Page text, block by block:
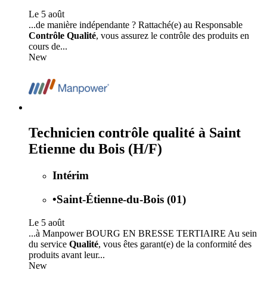
Le 5 août
...de manière indépendante ? Rattaché(e) au Responsable
Contrôle Qualité, vous assurez le contrôle des produits en
cours de...
New
Technicien contrôle qualité à Saint
Etienne du Bois (H/F)
Intérim
•Saint-Étienne-du-Bois (01)
Le 5 août
...à Manpower BOURG EN BRESSE TERTIAIRE Au sein
du service Qualité, vous êtes garant(e) de la conformité des
produits avant leur...
New